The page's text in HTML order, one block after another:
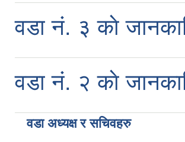
वडा नं. ३ काे
वडा नं. २ काे
वडा अध्यक्ष र सचिवहरु